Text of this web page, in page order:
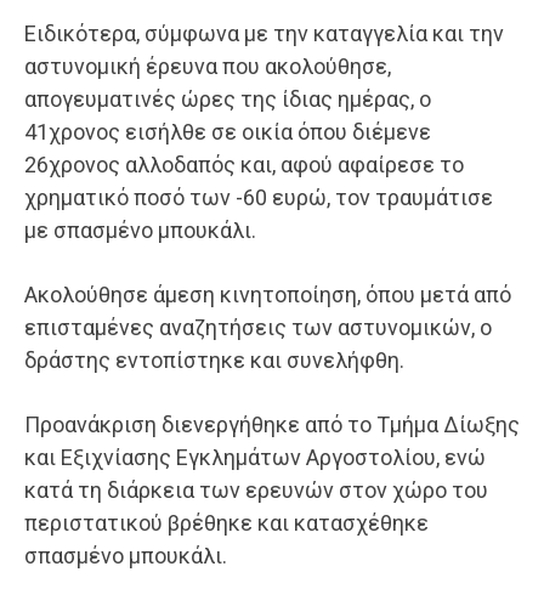
Ειδικότερα, σύμφωνα με την καταγγελία και την
αστυνομική έρευνα που ακολούθησε,
απογευματινές ώρες της ίδιας ημέρας, ο
41χρονος εισήλθε σε οικία όπου διέμενε
26χρονος αλλοδαπός και, αφού αφαίρεσε το
χρηματικό ποσό των -60 ευρώ, τον τραυμάτισε
με σπασμένο μπουκάλι.
Ακολούθησε άμεση κινητοποίηση, όπου μετά από
επισταμένες αναζητήσεις των αστυνομικών, ο
δράστης εντοπίστηκε και συνελήφθη.
Προανάκριση διενεργήθηκε από το Τμήμα Δίωξης
και Εξιχνίασης Εγκλημάτων Αργοστολίου, ενώ
κατά τη διάρκεια των ερευνών στον χώρο του
περιστατικού βρέθηκε και κατασχέθηκε
σπασμένο μπουκάλι.